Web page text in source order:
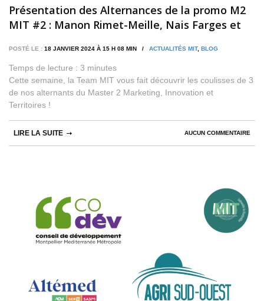
Présentation des Alternances de la promo M2
MIT #2 : Manon Rimet-Meille, Nais Farges et
POSTÉ LE : 18 JANVIER 2024 À 15 H 08 MIN / ACTUALITÉS MIT, BLOG
Temps de lecture : 3 minutes
Cette semaine, la Team MIT vous fait découvrir les coulisses de 3
de nos alternants du Master 2 Marketing, Innovation et
Territoires !
AUCUN COMMENTAIRE
LIRE LA SUITE